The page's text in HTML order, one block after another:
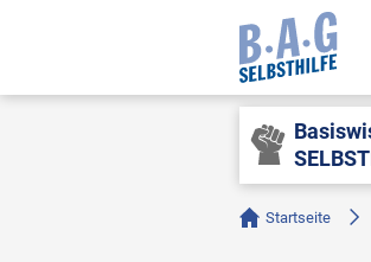
Startseite